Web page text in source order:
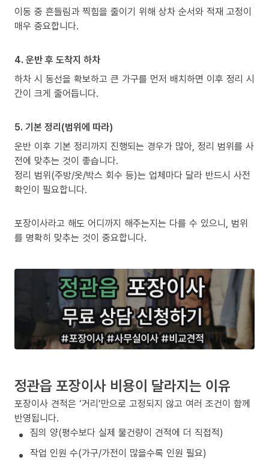
이동 중 흔들림과 찍힘을 줄이기 위해 상차 순서와 적재 고정이
매우 중요합니다.
4. 운반 후 도착지 하차
하차 시 동선을 확보하고 큰 가구를 먼저 배치하면 이후 정리 시
간이 크게 줄어듭니다.
5. 기본 정리(범위에 따라)
운반 이후 기본 정리까지 진행되는 경우가 많아, 정리 범위를 사
전에 맞추는 것이 좋습니다.
정리 범위(주방/옷/박스 회수 등)는 업체마다 달라 반드시 사전
확인이 필요합니다.
포장이사라고 해도 어디까지 해주는지는 다를 수 있으니, 범위
를 명확히 맞추는 것이 중요합니다.
정관읍 포장이사 비용이 달라지는 이유
포장이사 견적은 ‘거리’만으로 고정되지 않고 여러 조건이 함께
반영됩니다.
짐의 양(평수보다 실제 물건량이 견적에 더 직접적)
작업 인원 수(가구/가전이 많을수록 인원 필요)